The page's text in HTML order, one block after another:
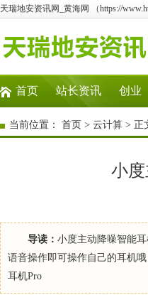
天瑞地安资讯网_黄海网 （https://
首页 站长资讯 创业
当前位置： 首页 > 云计算 > 正
小
导读： 小度主动降噪智能
语音操作即可操作自己的耳机
耳机Pro